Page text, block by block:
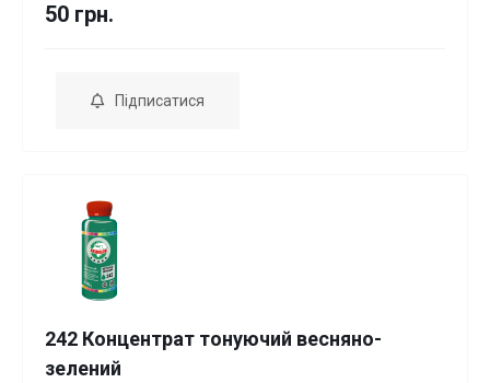
50 грн.
Підписатися
242 Концентрат тонуючий весняно-
зелений